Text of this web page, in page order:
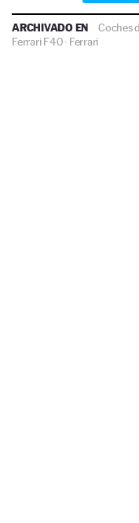
ARCHIVADO EN Coches
Ferrari F40· Ferrari